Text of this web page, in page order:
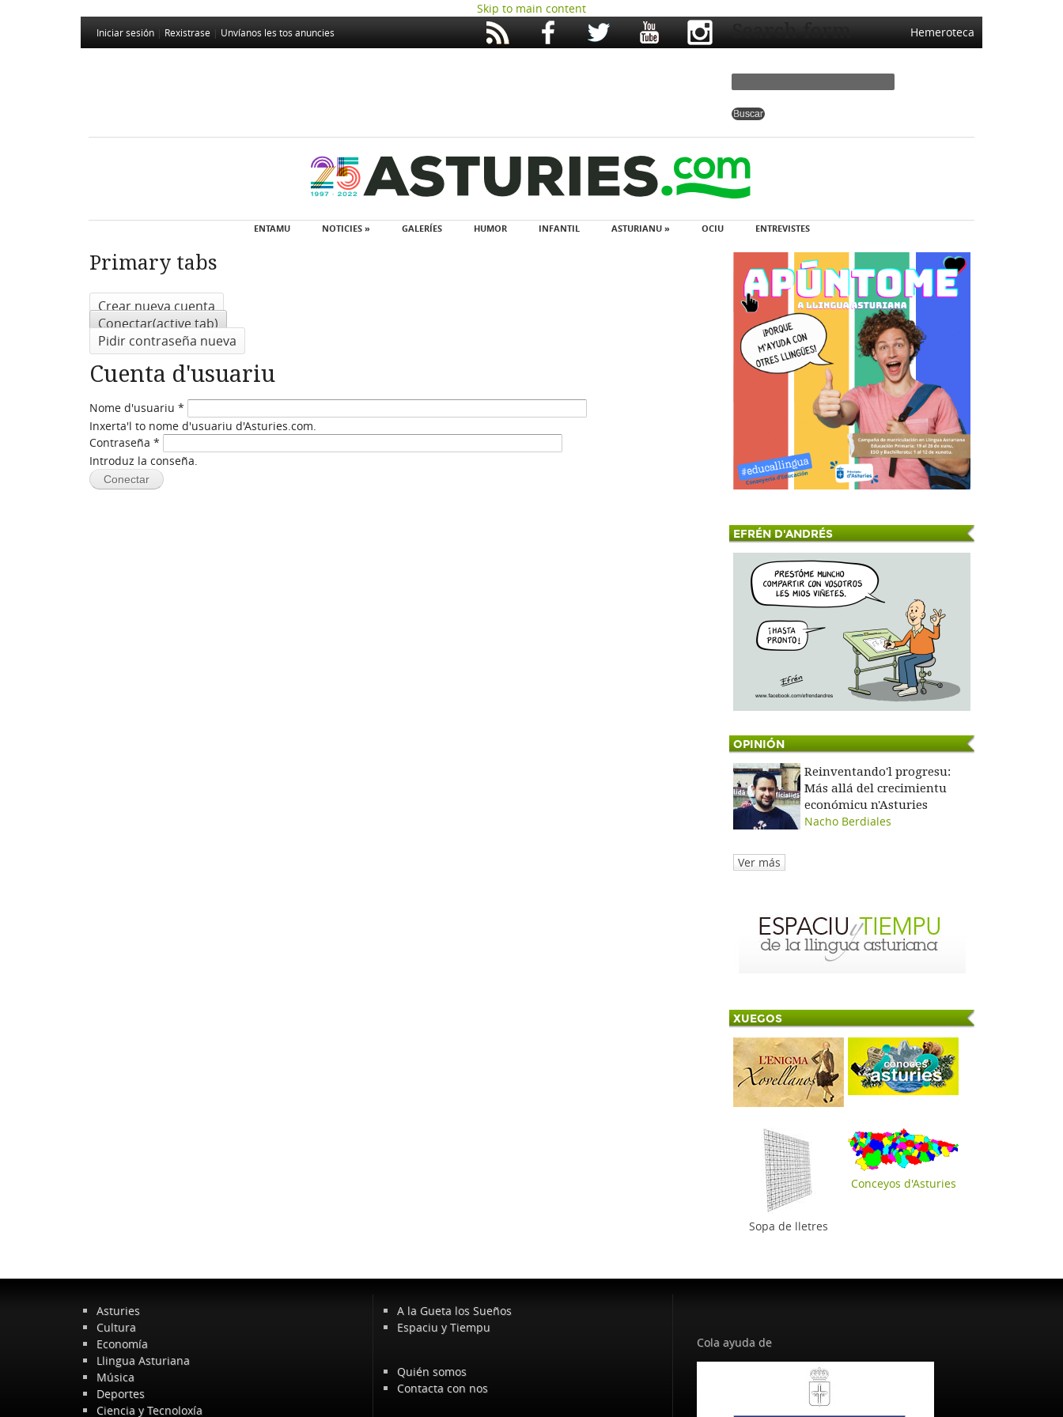
Skip to main content
Iniciar sesión Rexistrase Unvíanos les tos anuncies Hemeroteca
Search form
ENTAMU NOTICIES » GALERÍES HUMOR INFANTIL ASTURIANU » OCIU ENTREVISTES
Primary tabs
Crear nueva cuenta
Conectar(active tab)
Pidir contraseña nueva
Cuenta d'usuariu
Nome d'usuariu *
Inxerta'l to nome d'usuariu d'Asturies.com.
Contraseña *
Introduz la conseña.
EFRÉN D'ANDRÉS
OPINIÓN
Reinventando'l progresu:
Más allá del crecimientu
económicu n'Asturies
Nacho Berdiales
Ver más
XUEGOS
Sopa de lletres
Conceyos d'Asturies
Asturies
Cultura
Economía
Llingua Asturiana
Música
Deportes
Ciencia y Tecnoloxía
A la Gueta los Sueños
Espaciu y Tiempu
Quién somos
Contacta con nos
Cola ayuda de